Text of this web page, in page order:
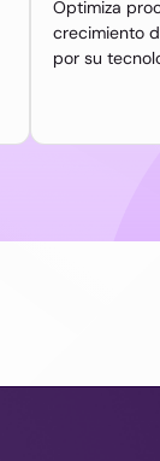
Optimiza
crecimiento
por su